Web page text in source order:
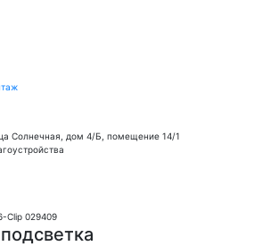
Солнечная, дом 4/Б, помещение 14/1
Clip 029409